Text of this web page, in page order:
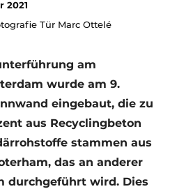
Erklärung
2021
Tür Marc Ottelé
am
wurde am 9.
eingebaut, die zu
aus Recyclingbeton
stammen aus
das an anderer
durchgeführt wird. Dies